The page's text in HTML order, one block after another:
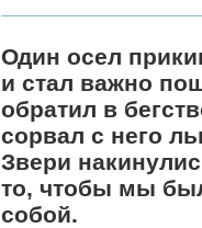
Один осел
и стал важно
обратил в
сорвал с него
Звери
то, чтобы мы
собой.